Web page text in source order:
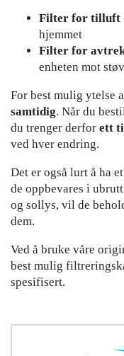
Filter for tilluft
hjemmet
Filter for
enheten mot
For best mulig ytelse
samtidig. Når du
du trenger derfor ett
ved hver endring.
Det er også lurt å ha
de oppbevares i
og sollys, vil de
dem.
Ved å bruke våre
best mulig
spesifisert.